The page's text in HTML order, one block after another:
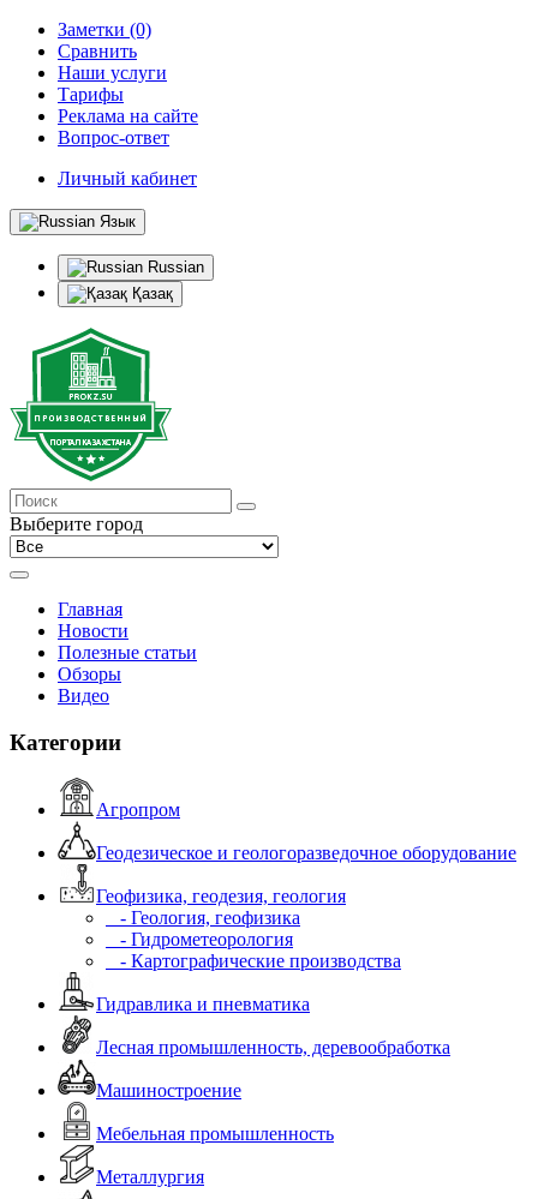
Заметки (0)
Сравнить
Наши услуги
Тарифы
Реклама на сайте
Вопрос-ответ
Личный кабинет
Язык
Russian
Қазақ
Выберите город
Главная
Новости
Полезные статьи
Обзоры
Видео
Категории
Агропром
Геодезическое и геологоразведочное оборудование
Геофизика, геодезия, геология
- Геология, геофизика
- Гидрометеорология
- Картографические производства
Гидравлика и пневматика
Лесная промышленность, деревообработка
Машиностроение
Мебельная промышленность
Металлургия